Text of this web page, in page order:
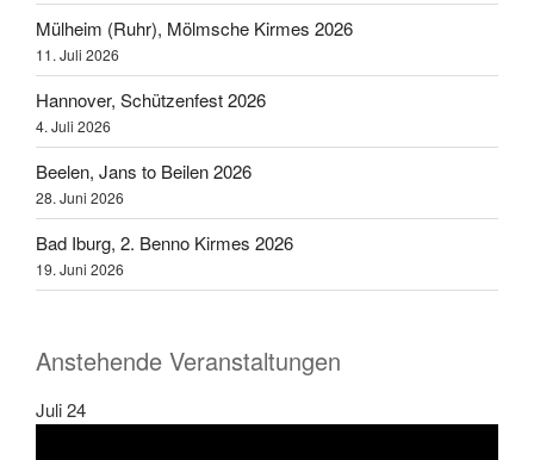
Mülheim (Ruhr), Mölmsche Kirmes 2026
11. Juli 2026
Hannover, Schützenfest 2026
4. Juli 2026
Beelen, Jans to Beilen 2026
28. Juni 2026
Bad Iburg, 2. Benno Kirmes 2026
19. Juni 2026
Anstehende Veranstaltungen
Juli24